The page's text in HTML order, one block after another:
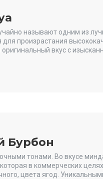
называют одним из
для произрастания
вкус с
Бурбон
тонами. Во вкусе
в коммерческих
цвета ягод.